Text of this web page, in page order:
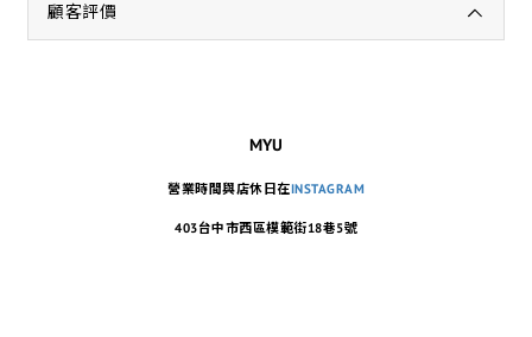
顧客評價
MYU
營業時間與店休日在INSTAGRAM
403台中市西區模範街18巷5號